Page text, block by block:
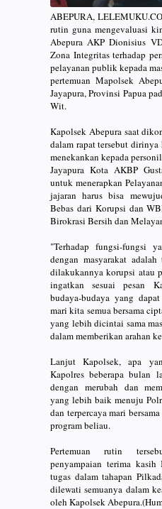
ABEPURA,
rutin guna mengevaluasi
Abepura AKP Dionisius
Zona Integritas terhadap
pelayanan publik kepada
pertemuan Mapolsek
Jayapura, Provinsi Papua
Wit.
Kapolsek Abepura saat
dalam rapat tersebut
menekankan kepada
Jayapura Kota AKBP
untuk menerapkan
jajaran harus bisa
Bebas dari Korupsi dan
Birokrasi Bersih dan
"Terhadap fungsi-fungsi
dengan masyarakat
dilakukannya korupsi atau
ingatkan sesuai pesan
budaya-budaya yang
mari kita semua bersama
yang lebih dicintai sama
dalam memberikan arahan
Lanjut Kapolsek, apa
Kapolres beberapa bulan
dengan merubah dan
yang lebih baik menuju
dan terpercaya mari
program beliau.
Pertemuan rutin
penyampaian terima kasih
tugas dalam tahapan
dilewati semuanya dalam
oleh Kapolsek